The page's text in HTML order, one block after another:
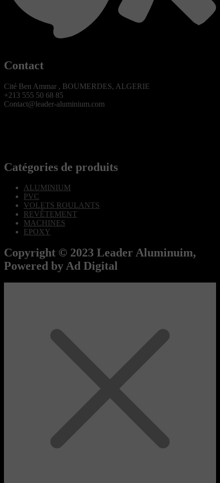
Contact
Cité Ben Ammar , BOUMERDES, ALGERIE
+213 555 50 68 85
Contact@leader-aluminium.com
Catégories de produits
ALUMINIUM
PVC
VOLETS ROULANTS
REVÊTEMENT
MACHINES
EPOXY
Copyright © 2023 Leader Aluminuim,
Powered by Ad Digital